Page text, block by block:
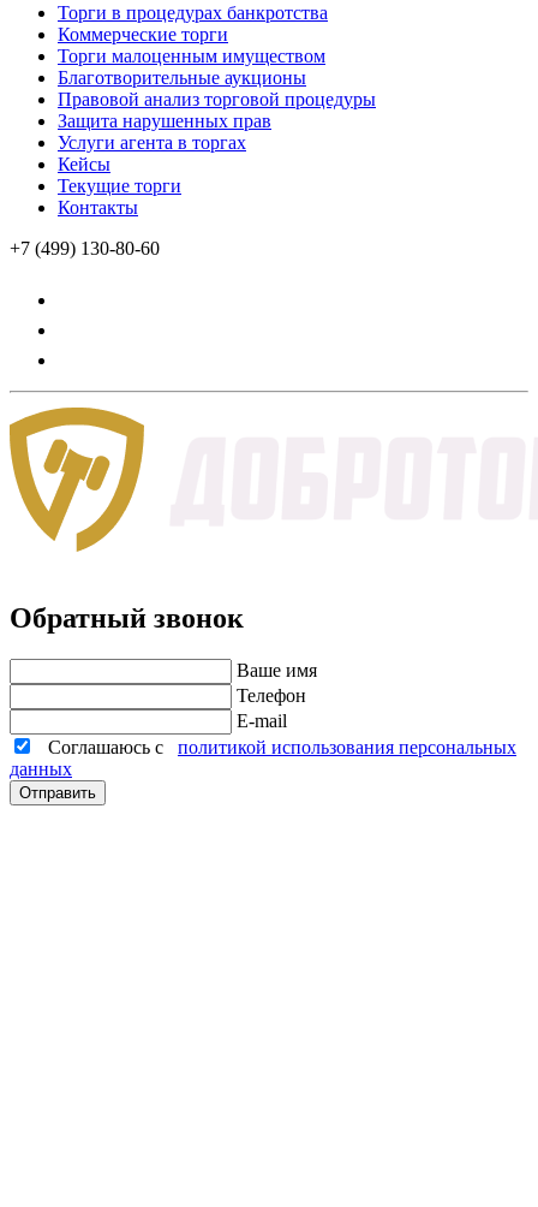
Торги в процедурах банкротства
Коммерческие торги
Торги малоценным имуществом
Благотворительные аукционы
Правовой анализ торговой процедуры
Защита нарушенных прав
Услуги агента в торгах
Кейсы
Текущие торги
Контакты
+7 (499) 130-80-60
Обратный звонок
Ваше имя
Телефон
E-mail
Соглашаюсь с политикой использования персональных
данных
Отправить